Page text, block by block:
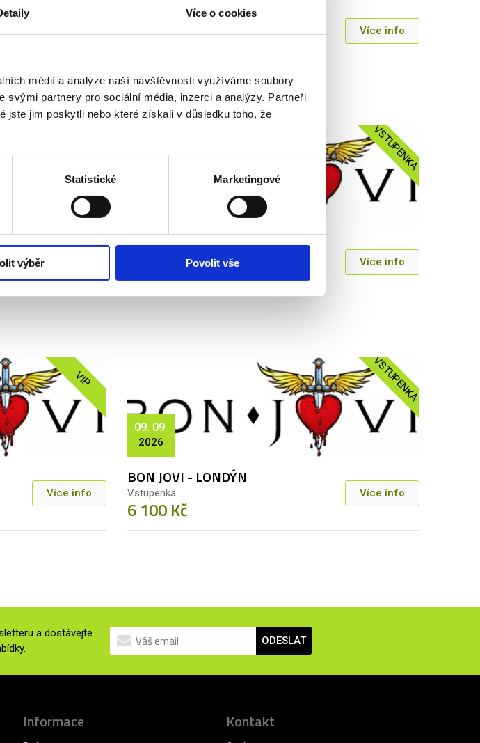
Více o cookies
médií a analýze naší návštěvnosti využíváme soubory
partnery pro sociální média, inzerci a analýzy. Partneři
jste jim poskytli nebo které získali v důsledku toho, že
Statistické Marketingové
výběr Povolit vše
THE WEEKND - LONDÝN
Více info
VSTUPENKA VSTUPENKA
BON JOVI - LONDÝN
od 5 500 Kč
Více info
VIP
Více info
VSTUPENKA
09. 09.
2026
BON JOVI - LONDÝN
Vstupenka
6 100 Kč
Více info
a dostávejte
ODESLAT
Informace Kontakt